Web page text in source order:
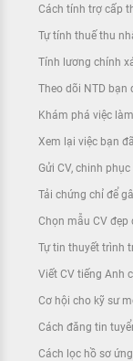
Cách tính trợ cấp
Tự tính thuế thu
Tính lương chính
Theo dõi NTD bạn
Khám phá việc
Xem lại việc bạn
Gửi CV, chinh
Tải chứng chỉ để
Chọn mẫu CV đẹp
Tự tin thuyết trình
Viết CV tiếng Anh
Cơ hội cho kỹ sư
Cách đăng tin
Cách lọc hồ sơ